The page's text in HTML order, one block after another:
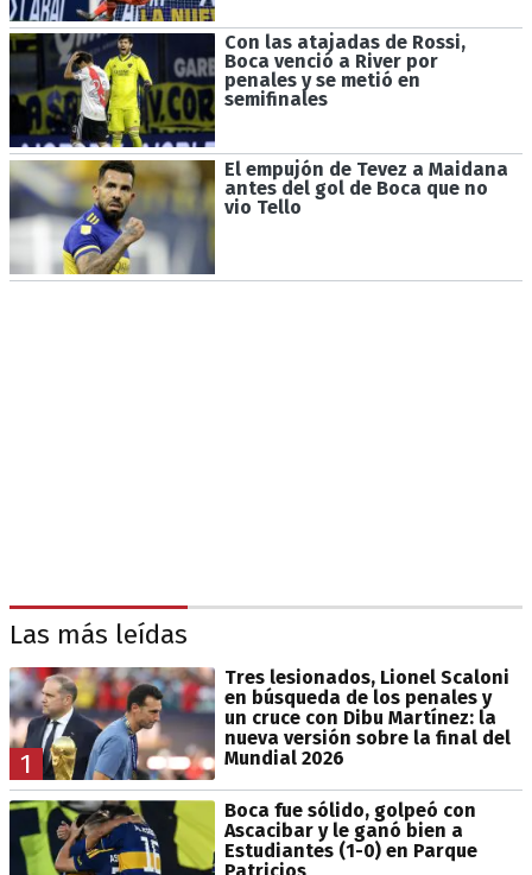
Con las atajadas de Rossi,
Boca venció a River por
penales y se metió en
semifinales
El empujón de Tevez a Maidana
antes del gol de Boca que no
vio Tello
Las más leídas
1
Tres lesionados, Lionel Scaloni
en búsqueda de los penales y
un cruce con Dibu Martínez: la
nueva versión sobre la final del
Mundial 2026
Boca fue sólido, golpeó con
Ascacibar y le ganó bien a
Estudiantes (1-0) en Parque